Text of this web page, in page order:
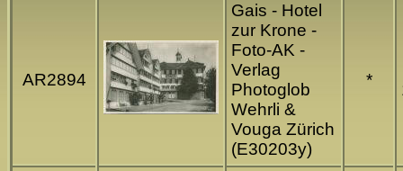
AR2894
Gais - Hotel
zur Krone -
Foto-AK -
Verlag
Photoglob
Wehrli &
Vouga Zürich
(E30203y)
*